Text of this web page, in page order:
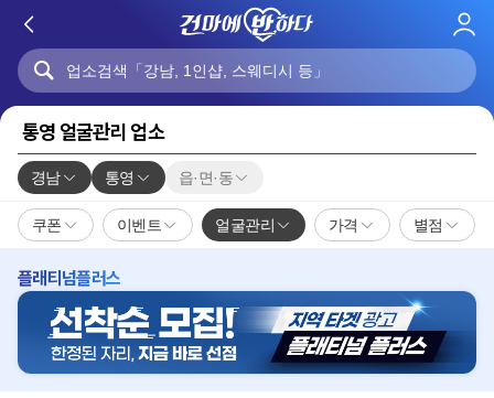
로
통영 얼굴관리 업소
경남 통영 읍·면·동
쿠폰 이벤트 얼굴관리 가격 별점
플래티넘플러스